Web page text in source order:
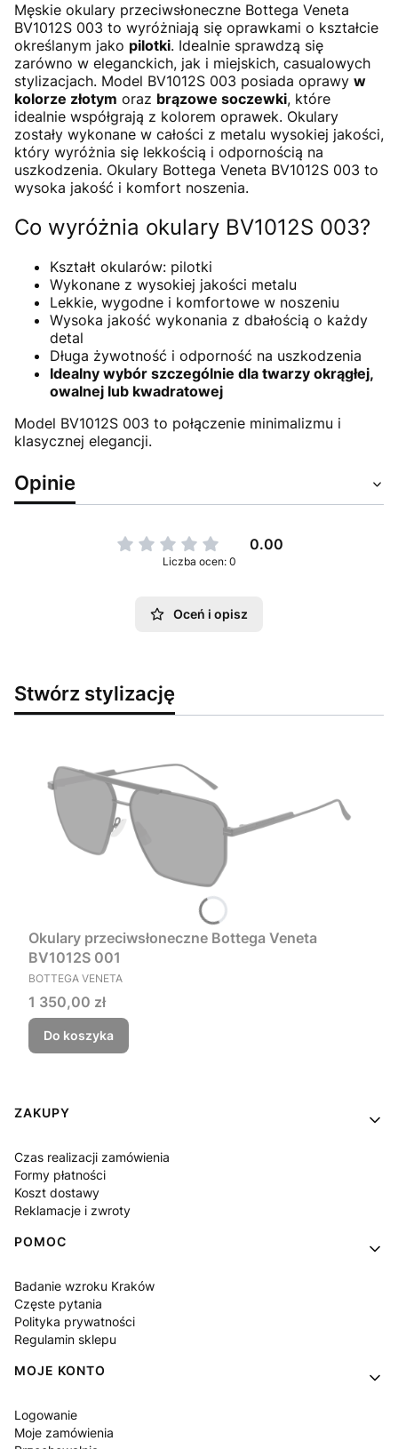
Męskie okulary przeciwsłoneczne Bottega Veneta
BV1012S 003 to wyróżniają się oprawkami o kształcie
określanym jako pilotki. Idealnie sprawdzą się
zarówno w eleganckich, jak i miejskich, casualowych
stylizacjach. Model BV1012S 003 posiada oprawy w
kolorze złotym oraz brązowe soczewki, które
idealnie współgrają z kolorem oprawek. Okulary
zostały wykonane w całości z metalu wysokiej jakości,
który wyróżnia się lekkością i odpornością na
uszkodzenia. Okulary Bottega Veneta BV1012S 003 to
wysoka jakość i komfort noszenia.
Co wyróżnia okulary BV1012S 003?
Kształt okularów: pilotki
Wykonane z wysokiej jakości metalu
Lekkie, wygodne i komfortowe w noszeniu
Wysoka jakość wykonania z dbałością o każdy
detal
Długa żywotność i odporność na uszkodzenia
Idealny wybór szczególnie dla twarzy okrągłej,
owalnej lub kwadratowej
Model BV1012S 003 to połączenie minimalizmu i
klasycznej elegancji.
Opinie
0.00
Liczba ocen: 0
Oceń i opisz
Stwórz stylizację
Okulary przeciwsłoneczne Bottega Veneta
BV1012S 001
PRODUCENT
BOTTEGA VENETA
Cena
1 350,00 zł
Do koszyka
Linki w stopce
ZAKUPY
Czas realizacji zamówienia
Formy płatności
Koszt dostawy
Reklamacje i zwroty
POMOC
Badanie wzroku Kraków
Częste pytania
Polityka prywatności
Regulamin sklepu
MOJE KONTO
Logowanie
Moje zamówienia